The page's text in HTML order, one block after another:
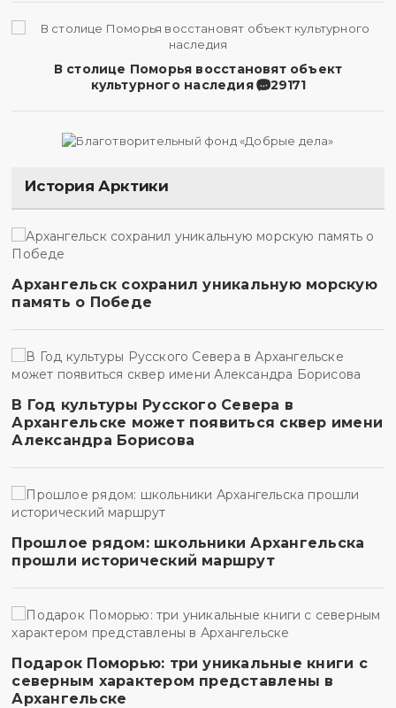
В столице Поморья восстановят объект
культурного наследия
29171
История Арктики
Архангельск сохранил уникальную морскую
память о Победе
В Год культуры Русского Севера в
Архангельске может появиться сквер имени
Александра Борисова
Прошлое рядом: школьники Архангельска
прошли исторический маршрут
Подарок Поморью: три уникальные книги с
северным характером представлены в
Архангельске